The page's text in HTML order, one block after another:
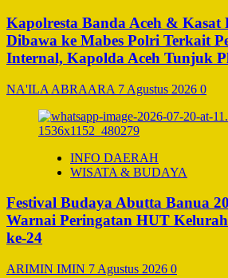
Kapolresta Banda Aceh & Kasat
Dibawa ke Mabes Polri Terkait
Internal, Kapolda Aceh Tunjuk
NA'ILA ABRAARA 7 Agustus 2026 0
INFO DAERAH
WISATA & BUDAYA
Festival Budaya Abutta Banua
Warnai Peringatan HUT
ke-24
ARIMIN IMIN 7 Agustus 2026 0